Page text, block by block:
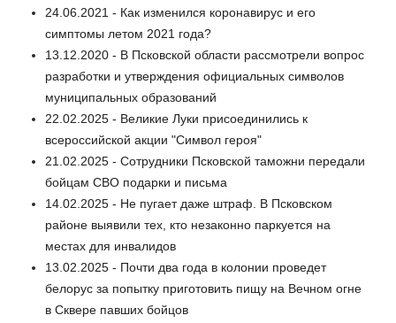
24.06.2021 - Как изменился коронавирус и его
симптомы летом 2021 года?
13.12.2020 - В Псковской области рассмотрели вопрос
разработки и утверждения официальных символов
муниципальных образований
22.02.2025 - Великие Луки присоединились к
всероссийской акции "Символ героя"
21.02.2025 - Сотрудники Псковской таможни передали
бойцам СВО подарки и письма
14.02.2025 - Не пугает даже штраф. В Псковском
районе выявили тех, кто незаконно паркуется на
местах для инвалидов
13.02.2025 - Почти два года в колонии проведет
белорус за попытку приготовить пищу на Вечном огне
в Сквере павших бойцов